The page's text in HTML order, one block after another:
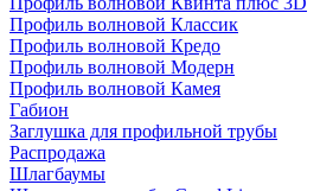
Профиль волновой Классик
Профиль волновой Кредо
Профиль волновой Модерн
Профиль волновой Камея
Габион
Заглушка для профильной трубы
Распродажа
Шлагбаумы